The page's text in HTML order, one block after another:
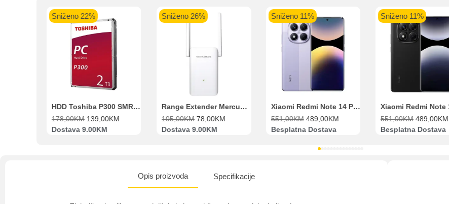
Sniženo 22%
HDD Toshiba P300 SMR 3.5″ 2TB SATA III
178,00KM 139,00KM
Dostava 9.00KM
Sniženo 26%
Range Extender Mercusys AX3000 ME80X Wi-Fi 6
105,00KM 78,00KM
Dostava 9.00KM
Sniženo 11%
Xiaomi Redmi Note 14 Pro 8GB 256GB Ljubičasti
551,00KM 489,00KM
Besplatna Dostava
Sniženo 11%
551,00KM 489,00KM
Besplatna Dostava
Opis proizvoda Specifikacije
Intesa Sanpaolo banka
VISA Platinum do 12
Intesa Sanpaolo banka
VISA Inspire do 12 rata
UniCredit banka
MasterCard Obročna
Pomoć pri kupovini
Bit će uračunati bankarski troškovi u iznosi od 3.5%